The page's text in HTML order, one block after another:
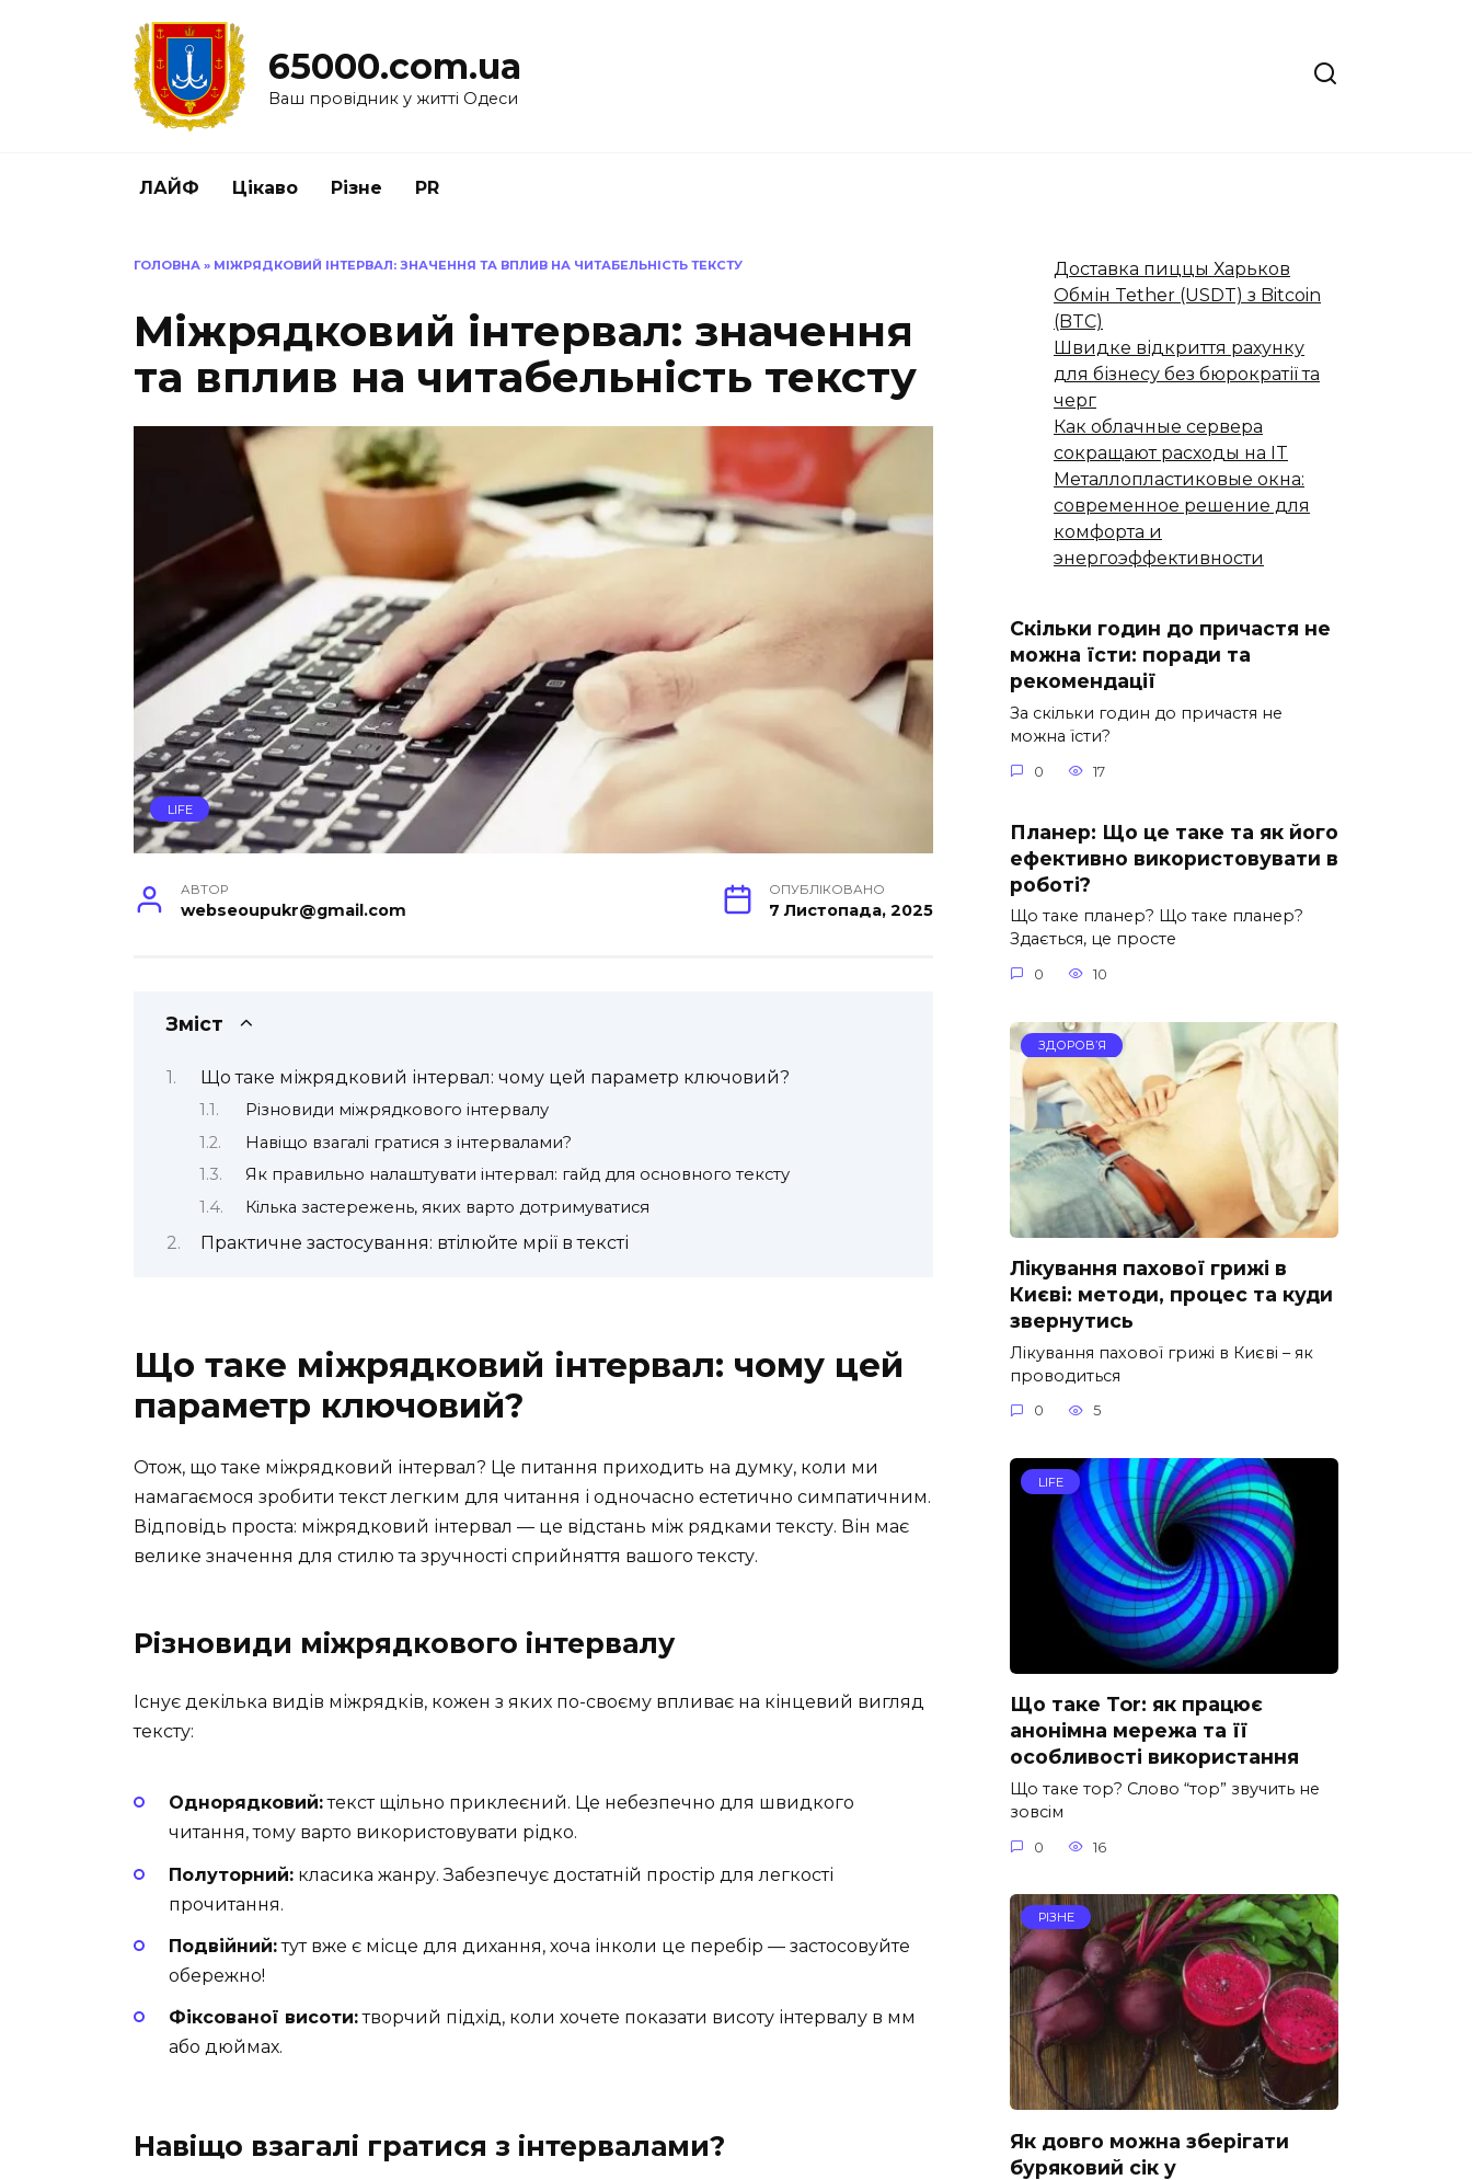
65000.com.ua
Ваш провідник у житті Одеси
ЛАЙФ Цікаво Різне PR
ГОЛОВНА » МІЖРЯДКОВИЙ ІНТЕРВАЛ: ЗНАЧЕННЯ ТА ВПЛИВ НА ЧИТАБЕЛЬНІСТЬ ТЕКСТУ
Міжрядковий інтервал: значення
та вплив на читабельність тексту
LIFE
АВТОР
webseoupukr@gmail.com
ОПУБЛІКОВАНО
7 Листопада, 2025
Зміст
Що таке міжрядковий інтервал: чому цей параметр ключовий?
Різновиди міжрядкового інтервалу
Навіщо взагалі гратися з інтервалами?
Як правильно налаштувати інтервал: гайд для основного тексту
Кілька застережень, яких варто дотримуватися
Практичне застосування: втілюйте мрії в тексті
Що таке міжрядковий інтервал: чому цей
параметр ключовий?
Отож, що таке міжрядковий інтервал? Це питання приходить на думку, коли ми
намагаємося зробити текст легким для читання і одночасно естетично симпатичним.
Відповідь проста: міжрядковий інтервал — це відстань між рядками тексту. Він має
велике значення для стилю та зручності сприйняття вашого тексту.
Різновиди міжрядкового інтервалу
Існує декілька видів міжрядків, кожен з яких по-своєму впливає на кінцевий вигляд
тексту:
Однорядковий:текст щільно приклеєний. Це небезпечно для швидкого
читання, тому варто використовувати рідко.
Полуторний: класика жанру. Забезпечує достатній простір для легкості
прочитання.
Подвійний:тут вже є місце для дихання, хоча інколи це перебір — застосовуйте
обережно!
Фіксованої висоти:творчий підхід, коли хочете показати висоту інтервалу в мм
або дюймах.
Навіщо взагалі гратися з інтервалами?
Доставка пиццы Харьков
Обмін Tether (USDT) з Bitcoin
(BTC)
Швидке відкриття рахунку
для бізнесу без бюрократії та
черг
Как облачные сервера
сокращают расходы на IT
Металлопластиковые окна:
современное решение для
комфорта и
энергоэффективности
Скільки годин до причастя не
можна їсти: поради та
рекомендації
За скільки годин до причастя не
можна їсти?
0 17
Планер: Що це таке та як його
ефективно використовувати в
роботі?
Що таке планер? Що таке планер?
Здається, це просте
0 10
ЗДОРОВ’Я
Лікування пахової грижі в
Києві: методи, процес та куди
звернутись
Лікування пахової грижі в Києві – як
проводиться
0 5
LIFE
Що таке Tor: як працює
анонімна мережа та її
особливості використання
Що таке тор? Слово “тор” звучить не
зовсім
0 16
РІЗНЕ
Як довго можна зберігати
буряковий сік у